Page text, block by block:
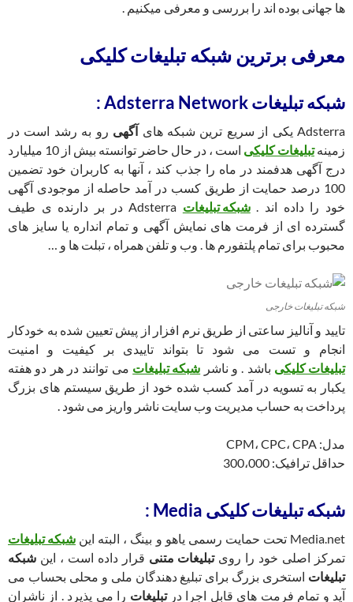
ها جهانی بوده اند را بررسی و معرفی میکنیم .
معرفی برترین شبکه تبلیغات کلیکی
شبکه تبلیغات Adsterra Network :
Adsterra یکی از سریع ترین شبکه های آگهی رو به رشد است در
زمینهتبلیغات کلیکی
است ، در حال حاضر توانسته بیش از 10 میلیارد
درج آگهی هدفمند در ماه را جذب کند ، آنها به کاربران خود تضمین
100 درصد حمایت از طریق کسب در آمد حاصله از موجودی آگهی
خود را داده اند .شبکه تبلیغات
Adsterra در بر دارنده ی طیف
گسترده ای از فرمت های نمایش آگهی و تمام انداره یا سایز های
محبوب برای تمام پلتفورم ها . وب و تلفن همراه ، تبلت ها و …
شبکه تبلیغات خارجی
تایید و آنالیز ساعتی از طریق نرم افزار از پیش تعیین شده به خودکار
انجام و تست می شود تا بتواند تاییدی بر کیفیت و امنیت
تبلیغات کلیکی باشد . و ناشر شبکه تبلیغات می توانند در هر دو هفته
یکبار به تسویه در آمد کسب شده خود از طریق سیستم های بزرگ
پرداخت به حساب مدیریت وب سایت ناشر واریز می شود .
مدل: CPM، CPC، CPA
حداقل ترافیک: 300،000
شبکه تبلیغات کلیکی Media :
Media.net تحت حمایت رسمی یاهو و بینگ ، البته این
شبکه تبلیغات
تمرکز اصلی خود را رویتبلیغات متنی قرار داده است ، این شبکه
تبلیغات استخری بزرگ برای تبلیغ دهندگان ملی و محلی بحساب می
آید و تمام فرمت های قابل اجرا درتبلیغات را می پذیرد . از ناشران